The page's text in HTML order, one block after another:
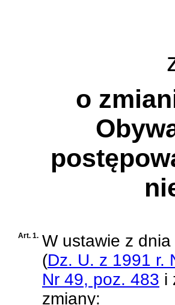
o
Art. 1. W ustawie z
(Dz. U. z 1991 r.
Nr 49, poz. 483 i
zmiany: